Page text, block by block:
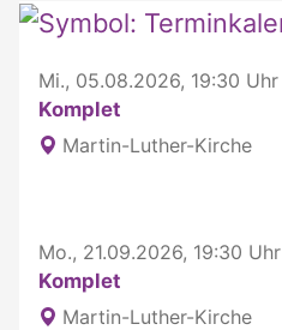
Weitere interessante Inhalte
Mi., 05.08.2026, 19:30 Uhr
Komplet
Martin-Luther-Kirche
Mo., 21.09.2026, 19:30 Uhr
Komplet
Martin-Luther-Kirche